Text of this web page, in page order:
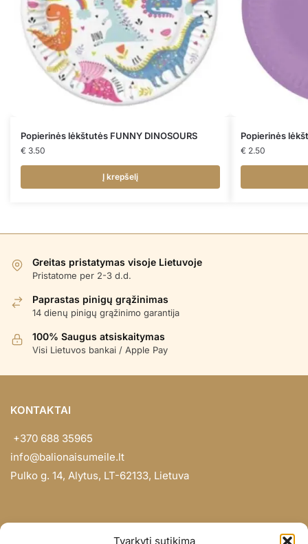
Tvarkyti sutikimą
Popierinės lėkštutės FUNNY DINOSOURS
€ 3.50
Į krepšelį
Popierinės
€ 2.50
Greitas pristatymas visoje Lietuvoje
Pristatome per 2-3 d.d.
Paprastas pinigų grąžinimas
14 dienų pinigų grąžinimo garantija
100% Saugus atsiskaitymas
Visi Lietuvos bankai / Apple Pay
KONTAKTAI
+370 688 35965
info@balionaisumeile.lt
Pulko g. 14, Alytus, LT-62133, Lietuva